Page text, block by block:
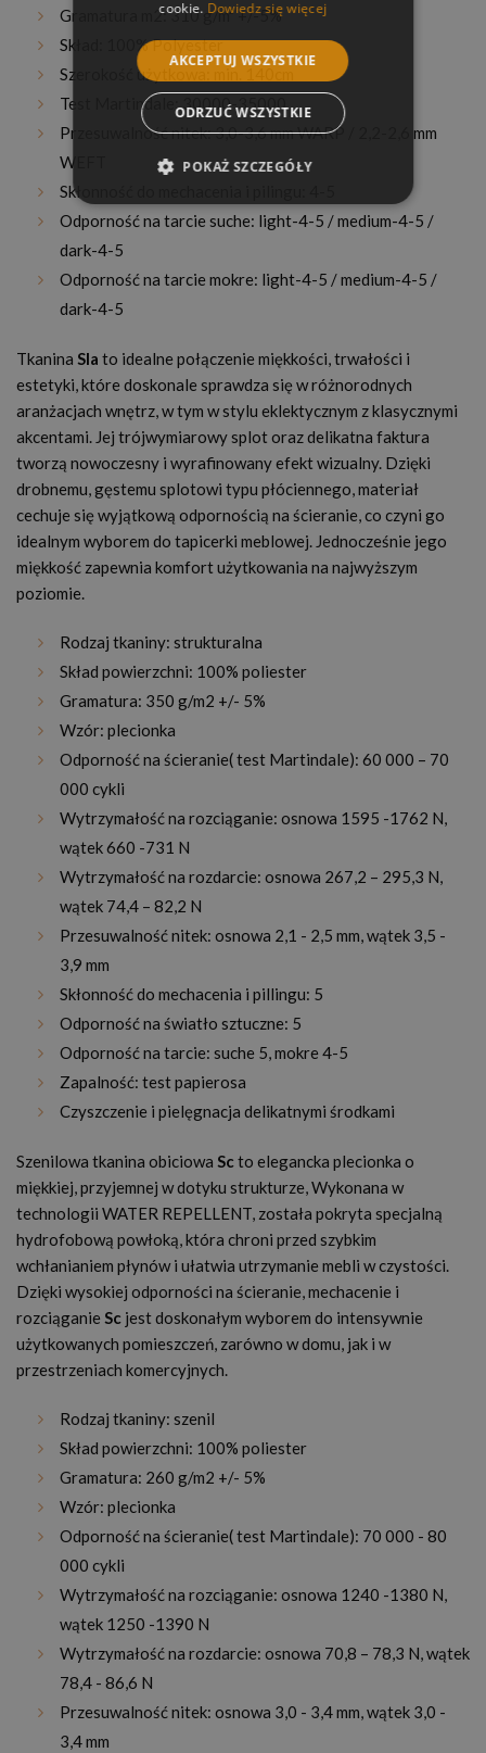
Gramatura m2: 310 g/m² +/-5%
Skład: 100% Polyester
Szerokość użytkowa: min. 140cm
Test Martindale: 30000-35000
Przesuwalność nitek: 3,0-3,6 mm WARP / 2,2-2,6 mm
WEFT
Skłonność do mechacenia i pilingu: 4-5
Odporność na tarcie suche: light-4-5 / medium-4-5 /
dark-4-5
Odporność na tarcie mokre: light-4-5 / medium-4-5 /
dark-4-5
Tkanina Sla to idealne połączenie miękkości, trwałości i
estetyki, które doskonale sprawdza się w różnorodnych
aranżacjach wnętrz, w tym w stylu eklektycznym z klasycznymi
akcentami. Jej trójwymiarowy splot oraz delikatna faktura
tworzą nowoczesny i wyrafinowany efekt wizualny. Dzięki
drobnemu, gęstemu splotowi typu płóciennego, materiał
cechuje się wyjątkową odpornością na ścieranie, co czyni go
idealnym wyborem do tapicerki meblowej. Jednocześnie jego
miękkość zapewnia komfort użytkowania na najwyższym
poziomie.
Rodzaj tkaniny: strukturalna
Skład powierzchni: 100% poliester
Gramatura: 350 g/m2 +/- 5%
Wzór: plecionka
Odporność na ścieranie( test Martindale): 60 000 – 70
000 cykli
Wytrzymałość na rozciąganie: osnowa 1595 -1762 N,
wątek 660 -731 N
Wytrzymałość na rozdarcie: osnowa 267,2 – 295,3 N,
wątek 74,4 – 82,2 N
Przesuwalność nitek: osnowa 2,1 - 2,5 mm, wątek 3,5 -
3,9 mm
Skłonność do mechacenia i pillingu: 5
Odporność na światło sztuczne: 5
Odporność na tarcie: suche 5, mokre 4-5
Zapalność: test papierosa
Czyszczenie i pielęgnacja delikatnymi środkami
Szenilowa tkanina obiciowa Scto elegancka plecionka o
miękkiej, przyjemnej w dotyku strukturze, Wykonana w
technologii WATER REPELLENT, została pokryta specjalną
hydrofobową powłoką, która chroni przed szybkim
wchłanianiem płynów i ułatwia utrzymanie mebli w czystości.
Dzięki wysokiej odporności na ścieranie, mechacenie i
rozciąganie Sc jest doskonałym wyborem do intensywnie
użytkowanych pomieszczeń, zarówno w domu, jak i w
przestrzeniach komercyjnych.
Rodzaj tkaniny: szenil
Skład powierzchni: 100% poliester
Gramatura: 260 g/m2 +/- 5%
Wzór: plecionka
Odporność na ścieranie( test Martindale): 70 000 - 80
000 cykli
Wytrzymałość na rozciąganie: osnowa 1240 -1380 N,
wątek 1250 -1390 N
Wytrzymałość na rozdarcie: osnowa 70,8 – 78,3 N, wątek
78,4 - 86,6 N
Przesuwalność nitek: osnowa 3,0 - 3,4 mm, wątek 3,0 -
3,4 mm
cookie. Dowiedz się więcej
AKCEPTUJ WSZYSTKIE
ODRZUĆ WSZYSTKIE
POKAŻ SZCZEGÓŁY